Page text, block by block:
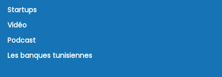
Startups
Vidéo
Podcast
Les banques tunisiennes